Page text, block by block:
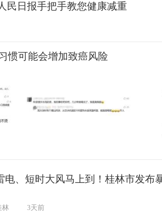
民日报手把手教您健康减重
惯可能会增加致癌风险
电、短时大风马上到！桂林市发布
林 3天前